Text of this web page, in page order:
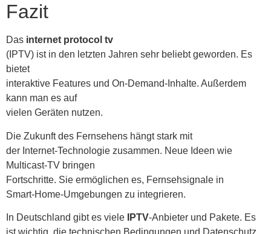
Fazit
Das internet protocol tv
(IPTV) ist in den letzten Jahren sehr beliebt geworden. Es
bietet
interaktive Features und On-Demand-Inhalte. Außerdem
kann man es auf
vielen Geräten nutzen.
Die Zukunft des Fernsehens hängt stark mit
der Internet-Technologie zusammen. Neue Ideen wie
Multicast-TV bringen
Fortschritte. Sie ermöglichen es, Fernsehsignale in
Smart-Home-Umgebungen zu integrieren.
In Deutschland gibt es viele IPTV-Anbieter und Pakete. Es